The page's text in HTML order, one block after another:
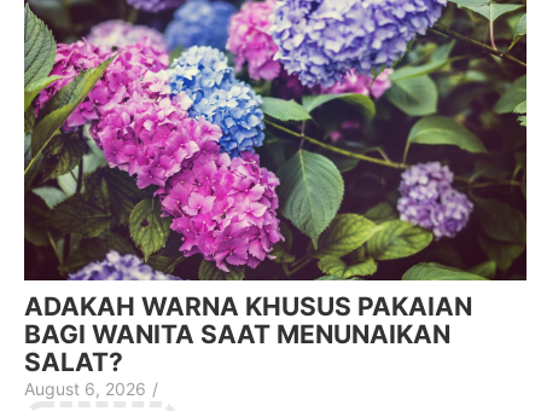
ADAKAH WARNA KHUSUS PAKAIAN
BAGI WANITA SAAT MENUNAIKAN
SALAT?
August 6, 2026 /